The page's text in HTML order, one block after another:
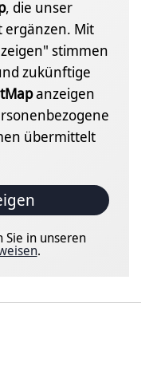
, die unser
ergänzen. Mit
stimmen
zukünftige
anzeigen
übermittelt
in unseren
.